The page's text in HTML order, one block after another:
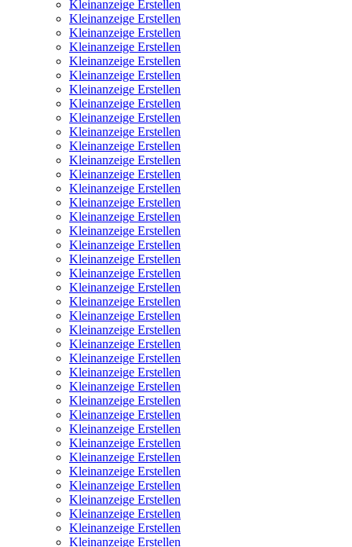
Kleinanzeige Erstellen
Kleinanzeige Erstellen
Kleinanzeige Erstellen
Kleinanzeige Erstellen
Kleinanzeige Erstellen
Kleinanzeige Erstellen
Kleinanzeige Erstellen
Kleinanzeige Erstellen
Kleinanzeige Erstellen
Kleinanzeige Erstellen
Kleinanzeige Erstellen
Kleinanzeige Erstellen
Kleinanzeige Erstellen
Kleinanzeige Erstellen
Kleinanzeige Erstellen
Kleinanzeige Erstellen
Kleinanzeige Erstellen
Kleinanzeige Erstellen
Kleinanzeige Erstellen
Kleinanzeige Erstellen
Kleinanzeige Erstellen
Kleinanzeige Erstellen
Kleinanzeige Erstellen
Kleinanzeige Erstellen
Kleinanzeige Erstellen
Kleinanzeige Erstellen
Kleinanzeige Erstellen
Kleinanzeige Erstellen
Kleinanzeige Erstellen
Kleinanzeige Erstellen
Kleinanzeige Erstellen
Kleinanzeige Erstellen
Kleinanzeige Erstellen
Kleinanzeige Erstellen
Kleinanzeige Erstellen
Kleinanzeige Erstellen
Kleinanzeige Erstellen
Kleinanzeige Erstellen
Kleinanzeige Erstellen